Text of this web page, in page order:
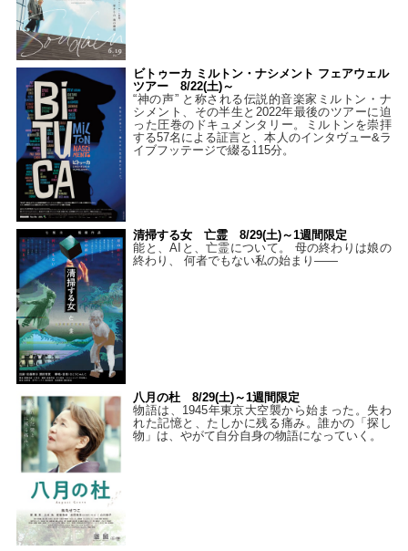
ビトゥーカ ミルトン・ナシメント フェアウェル
ツアー 8/22(土)～
“神の声” と称される伝説的音楽家ミルトン・ナ
シメント、その半生と2022年最後のツアーに迫
った圧巻のドキュメンタリー。ミルトンを崇拝
する57名による証言と、本人のインタヴュー&ラ
イブフッテージで綴る115分。
清掃する女 亡霊 8/29(土)～1週間限定
能と、AIと、亡霊について。 母の終わりは娘の
終わり、 何者でもない私の始まり――
八月の杜 8/29(土)～1週間限定
物語は、1945年東京大空襲から始まった。失わ
れた記憶と、たしかに残る痛み。誰かの「探し
物」は、やがて自分自身の物語になっていく。